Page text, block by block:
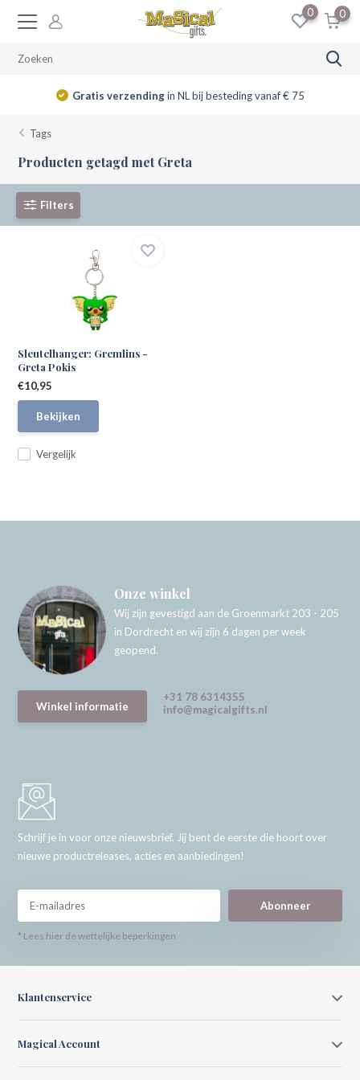
0 0
Gratis verzendingin NL bij besteding vanaf € 75
Tags
Producten getagd met Greta
Filters
Sleutelhanger: Gremlins -
Greta Pokis
Vergelijk
€10,95
Bekijken
Onze winkel
Wij zijn gevestigd aan de Groenmarkt 203 - 205
in Dordrecht en wij zijn 6 dagen per week
geopend.
Winkel informatie
+31 78 6314355
info@magicalgifts.nl
Schrijf je in voor onze nieuwsbrief. Jij bent de eerste die hoort over
nieuwe productreleases, acties en aanbiedingen!
Abonneer
* Lees hier de wettelijke beperkingen
Klantenservice
Magical Account